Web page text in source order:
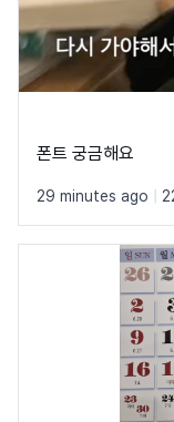
폰트 궁금해요
29 minutes ago